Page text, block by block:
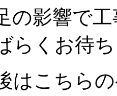
の影響で
らくお待
はこちら